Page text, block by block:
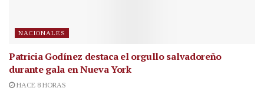
NACIONALES
Patricia Godínez destaca el orgullo salvadoreño
durante gala en Nueva York
HACE 8 HORAS